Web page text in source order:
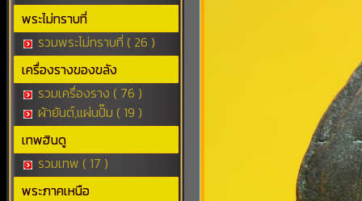
พระไม่ทราบที่
รวมพระไม่ทราบที่ ( 26 )
เครื่องรางของขลัง
รวมเครื่องราง ( 76 )
ผ้ายันต์,แผ่นปั๊ม ( 19 )
เทพฮินดู
รวมเทพ ( 17 )
พระภาคเหนือ